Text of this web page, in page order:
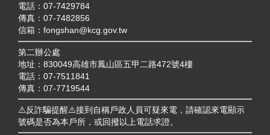
電話：07-7429784
傳真：07-7482856
信箱：fongshan@kcg.gov.tw
第二辦公處
地址：830049高雄市鳳山區五甲二路472號4樓
電話：07-7511841
傳真：07-7719544
⚠️反詐騙提醒⚠️接到自稱戶政人員可疑來電，請確認來電顯示
號碼是否為本戶所，或回撥以上電話求證。